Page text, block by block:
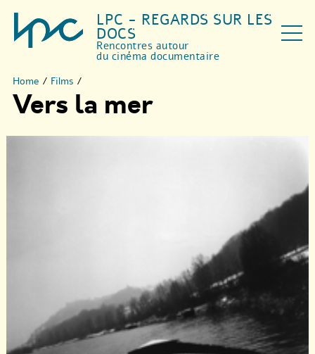
LPC - REGARDS SUR LES
DOCS
Rencontres autour
du cinéma documentaire
Home / Films /
Vers la mer